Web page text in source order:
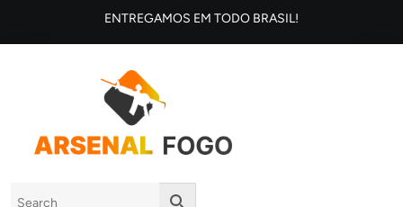
ENTREGAMOS EM TODO BRASIL!